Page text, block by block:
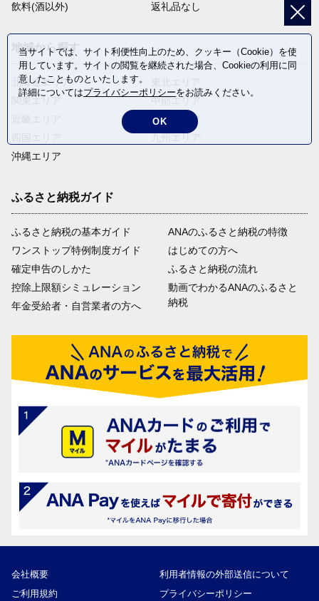
飲料(酒以外)
返礼品なし
地域から探す
北海道エリア
関東エリア
沖縄エリア
中部エリア
中国エリア
ふるさと納税ガイド
ふるさと納税の基本ガイド
ワンストップ特例制度ガイド
確定申告のしかた
控除上限額シミュレーション
年金受給者・自営業者の方へ
ANAのふるさと納税の特徴
はじめての方へ
ふるさと納税の流れ
動画でわかるANAのふるさと
納税
会社概要
利用者情報の外部送信について
ご利用規約
プライバシーポリシー
当サイトでは、サイト利便性向上のため、クッキー（Cookie）を使
用しています。サイトの閲覧を継続された場合、Cookieの利用に同
意したことものといたします。
詳細についてはプライバシーポリシーをお読みください。
OK